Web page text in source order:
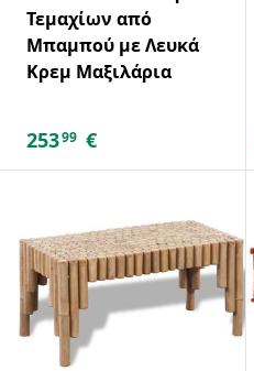
Τεμαχίων από
Μπαμπού με Λευκά
Κρεμ Μαξιλάρια
25399 €